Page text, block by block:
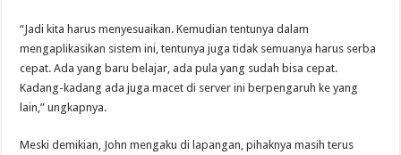
“Jadi kita harus menyesuaikan. Kemudian tentunya dalam
mengaplikasikan sistem ini, tentunya juga tidak semuanya harus serba
cepat. Ada yang baru belajar, ada pula yang sudah bisa cepat.
Kadang-kadang ada juga macet di server ini berpengaruh ke yang
lain,” ungkapnya.
Meski demikian, John mengaku di lapangan, pihaknya masih terus